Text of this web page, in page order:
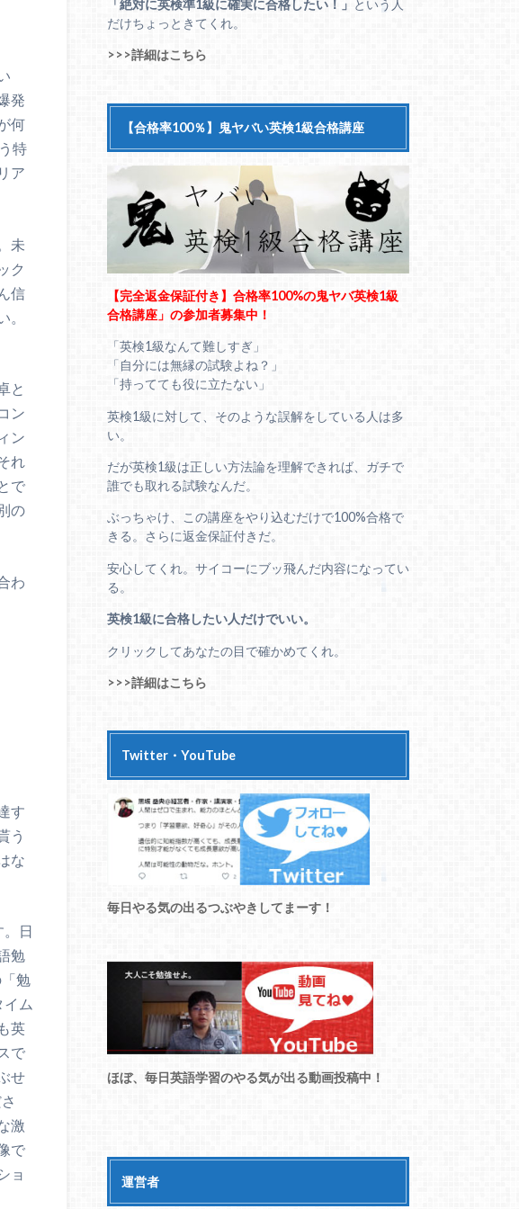
発
何
特
ア
未
ク
信
と
ン
ン
れ
で
の
わ
す
う
な
日
勉
勉
ム
英
で
せ
激
で
ョ
「絶対に英検準1級に確実に合格したい！」 という人
だけちょっときてくれ。
>>>詳細はこちら
【合格率100％】鬼ヤバい英検1級合格講座
【完全返金保証付き】合格率100%の鬼ヤバ英検1級
合格講座」の参加者募集中！
「英検1級なんて難しすぎ」
「自分には無縁の試験よね？」
「持ってても役に立たない」
英検1級に対して、そのような誤解をしている人は多
い。
だが英検1級は正しい方法論を理解できれば、ガチで
誰でも取れる試験なんだ。
ぶっちゃけ、この講座をやり込むだけで100%合格で
きる。さらに返金保証付きだ。
安心してくれ。サイコーにブッ飛んだ内容になってい
る。
英検1級に合格したい人だけでいい。
クリックしてあなたの目で確かめてくれ。
>>>詳細はこちら
Twitter・YouTube
毎日やる気の出るつぶやきしてまーす！
ほぼ、毎日英語学習のやる気が出る動画投稿中！
運営者